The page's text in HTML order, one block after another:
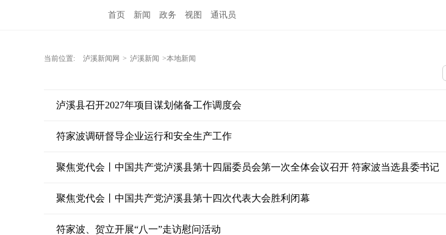
首页 新闻 政务 视图 通讯员
当前位置: 泸溪新闻网 > 泸溪新闻 >本地新闻
泸溪县召开2027年项目谋划储备工作调度会
符家波调研督导企业运行和安全生产工作
聚焦党代会丨中国共产党泸溪县第十四届委员会第一次全体会议召开 符家波当选县委书记
聚焦党代会丨中国共产党泸溪县第十四次代表大会胜利闭幕
符家波、贺立开展“八一”走访慰问活动